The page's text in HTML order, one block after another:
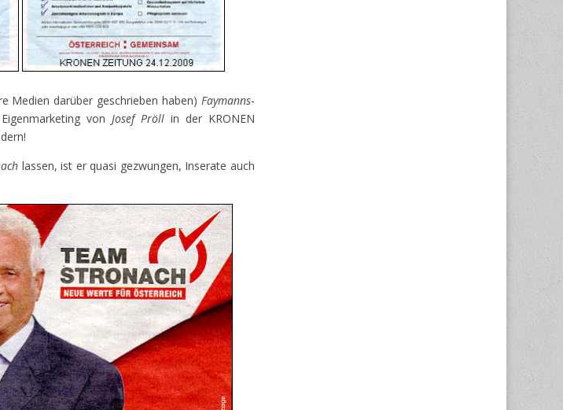
Medien darüber geschrieben haben) Faymanns-
von Josef Pröllin der KRONEN
lassen, ist er quasi gezwungen, Inserate auch